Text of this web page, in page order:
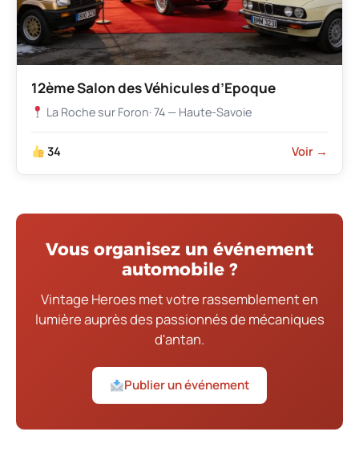
12ème Salon des Véhicules d’Epoque
La Roche sur Foron· 74 — Haute-Savoie
34 Voir →
Vous organisez un événement
automobile ?
Vintage Heroes met votre rassemblement en
lumière auprès des passionnés de mécaniques
d'antan.
Publier un événement